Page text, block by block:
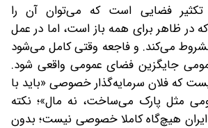
تکثیر فضایی است که می‌توان آن را
در ظاهر برای همه باز است، اما در عمل
می‌کند. و فاجعه وقتی کامل می‌شود
جایگزین فضای عمومی واقعی شود.
که فلان سرمایه‌گذار خصوصی «باید با
مثل پارک می‌ساخت، نه مال»؛ نکته
هیچ‌گاه کاملا خصوصی نیست؛ بدون